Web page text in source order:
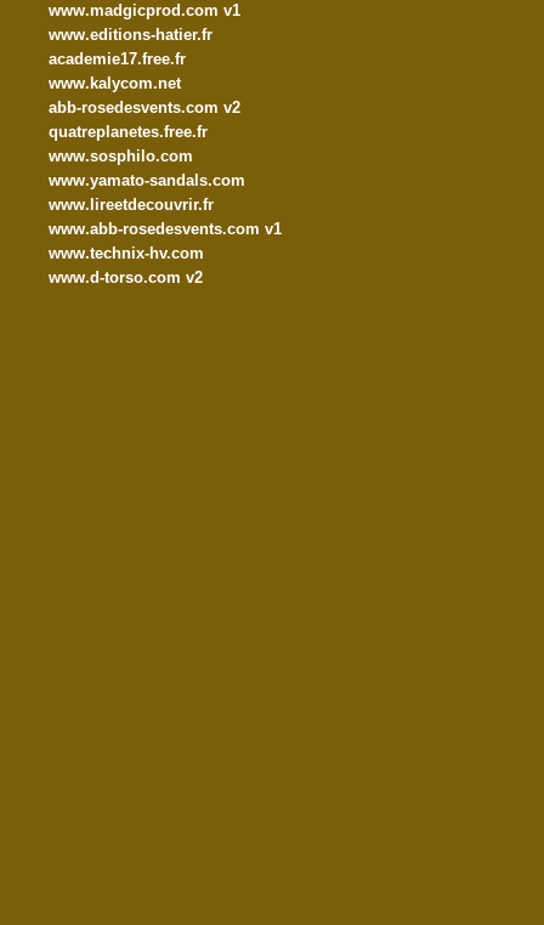
www.madgicprod.com v1
www.editions-hatier.fr
academie17.free.fr
www.kalycom.net
abb-rosedesvents.com v2
quatreplanetes.free.fr
www.sosphilo.com
www.yamato-sandals.com
www.lireetdecouvrir.fr
www.abb-rosedesvents.com v1
www.technix-hv.com
www.d-torso.com v2